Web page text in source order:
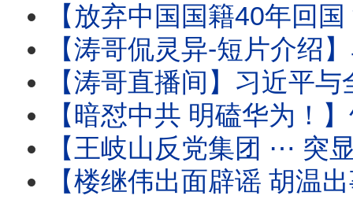
【放弃中国国籍40年回国 深圳出境 被海关审查
【涛哥侃灵异-短片介绍】马斯克的特异功能：灵魂与肉身
【涛哥直播间】习近平与全军将领-死对头！军中无龙
【暗怼中共 明磕华为！】竹知了 ⋯ 哇哇
【王岐山反党集团 ⋯ 突显网路！】胡锦涛举家
【楼继伟出面辟谣 胡温出事儿传闻 ⋯ 撼动了谁？】北戴河会议